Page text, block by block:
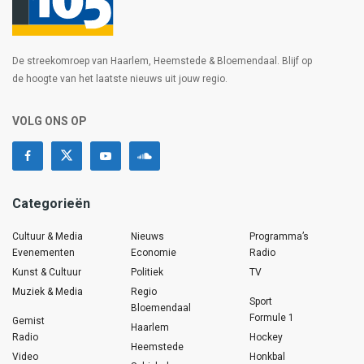
De streekomroep van Haarlem, Heemstede & Bloemendaal. Blijf op
de hoogte van het laatste nieuws uit jouw regio.
VOLG ONS OP
Categorieën
Cultuur & Media
Evenementen
Kunst & Cultuur
Muziek & Media
Gemist
Radio
Video
Nieuws
Economie
Politiek
Regio
Bloemendaal
Haarlem
Heemstede
Programma’s
Radio
TV
Sport
Formule 1
Hockey
Honkbal